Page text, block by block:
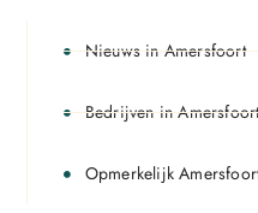
Nieuws in Amersfoort
Bedrijven in
Opmerkelijk